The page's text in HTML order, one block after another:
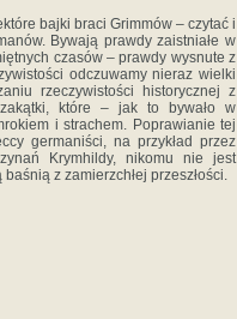
bajki braci Grimmów – czytać i
Bywają prawdy zaistniałe w
czasów – prawdy wysnute z
odczuwamy nieraz wielki
rzeczywistości historycznej z
które – jak to bywało w
i strachem. Poprawianie tej
germaniści, na przykład przez
Krymhildy, nikomu nie jest
z zamierzchłej przeszłości.